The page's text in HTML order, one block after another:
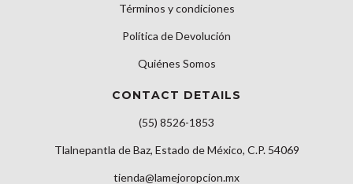
Términos y condiciones
Política de Devolución
Quiénes Somos
CONTACT DETAILS
(55) 8526-1853
Tlalnepantla de Baz, Estado de México, C.P. 54069
tienda@lamejoropcion.mx